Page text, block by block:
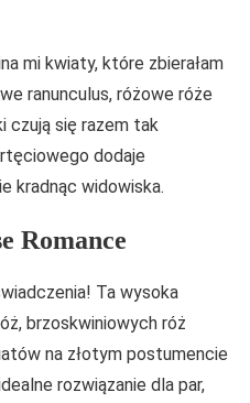
mi kwiaty, które zbierałam
ranunculus, różowe róże
czują się razem tak
dodaje
kradnąc widowiska.
Romance
Ta wysoka
brzoskwiniowych róż
na złotym postumencie
rozwiązanie dla par,